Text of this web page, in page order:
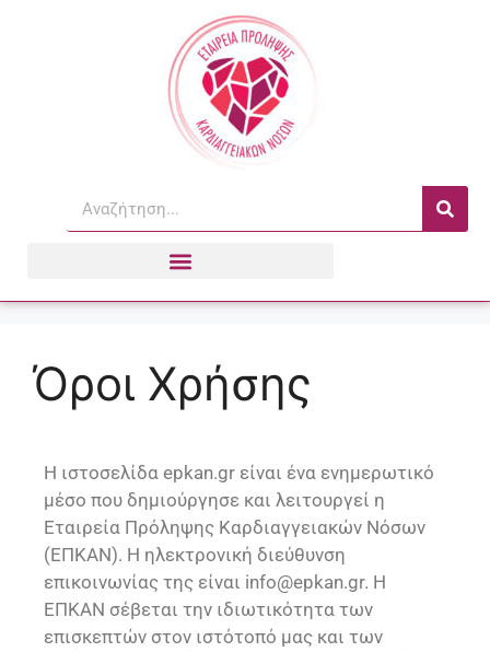
Όροι Χρήσης
Η ιστοσελίδα epkan.gr είναι ένα ενημερωτικό
μέσο που δημιούργησε και λειτουργεί η
Εταιρεία Πρόληψης Καρδιαγγειακών Νόσων
(ΕΠΚΑΝ). Η ηλεκτρονική διεύθυνση
επικοινωνίας της είναι info@epkan.gr. Η
ΕΠΚΑΝ σέβεται την ιδιωτικότητα των
επισκεπτών στον ιστότοπό μας και των